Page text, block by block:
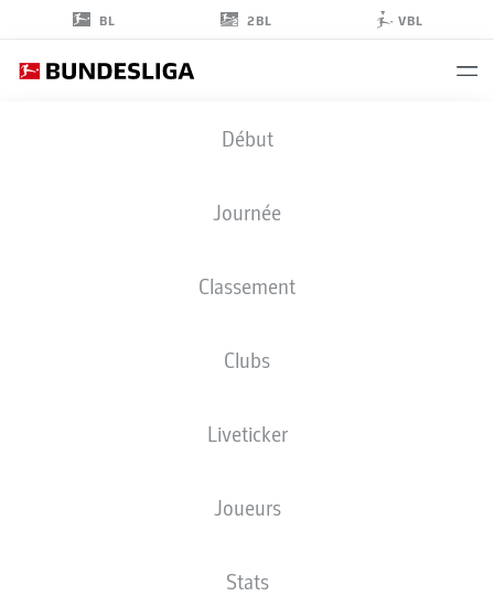
BL 2BL VBL
Début
Journée
Classement
Clubs
Liveticker
Joueurs
Stats